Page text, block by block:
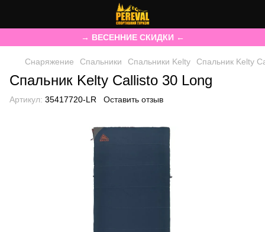
→ ВЕСЕННИЕ СКИДКИ ←
Снаряжение Спальники Спальники Kelty Спальник Kelty
Спальник Kelty Callisto 30 Long
Артикул: 35417720-LR Оставить отзыв